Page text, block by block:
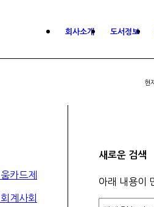
회사소개 도서정보
현
새로운 검색
아래 내용이